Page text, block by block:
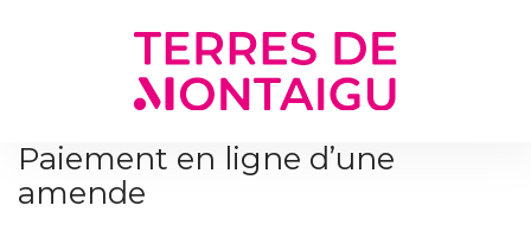
Paiement en ligne d’une
amende